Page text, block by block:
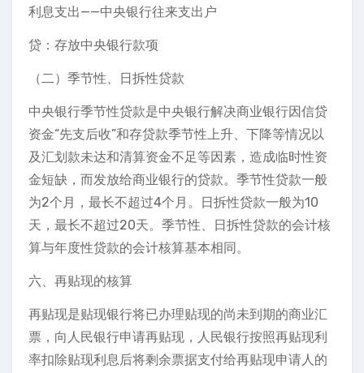
利息支出——中央银行往来支出户
贷：存放中央银行款项
（二）季节性、日拆性贷款
中央银行季节性贷款是中央银行解决商业银行因信贷
资金“先支后收”和存贷款季节性上升、下降等情况以
及汇划款未达和清算资金不足等因素，造成临时性资
金短缺，而发放给商业银行的贷款。季节性贷款一般
为2个月，最长不超过4个月。日拆性贷款一般为10
天，最长不超过20天。季节性、日拆性贷款的会计核
算与年度性贷款的会计核算基本相同。
六、再贴现的核算
再贴现是贴现银行将已办理贴现的尚未到期的商业汇
票，向人民银行申请再贴现，人民银行按照再贴现利
率扣除贴现利息后将剩余票据支付给再贴现申请人的